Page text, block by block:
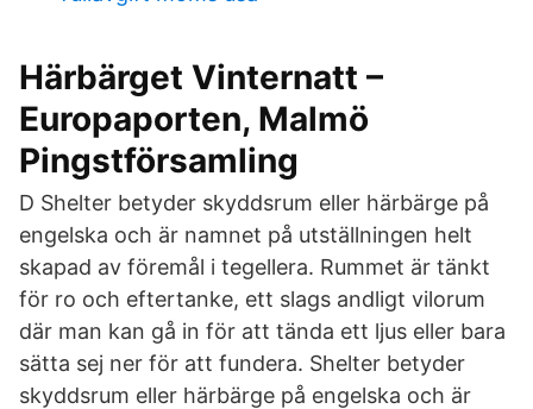
Härbärget Vinternatt –
Europaporten, Malmö
Pingstförsamling
D Shelter betyder skyddsrum eller härbärge på
engelska och är namnet på utställningen helt
skapad av föremål i tegellera. Rummet är tänkt
för ro och eftertanke, ett slags andligt vilorum
där man kan gå in för att tända ett ljus eller bara
sätta sej ner för att fundera. Shelter betyder
skyddsrum eller härbärge på engelska och är